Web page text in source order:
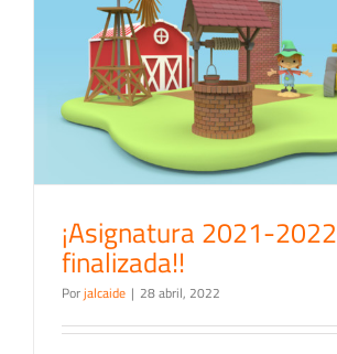
¡Asignatura 2021-2022
finalizada!!
Porjalcaide | 28 abril, 2022